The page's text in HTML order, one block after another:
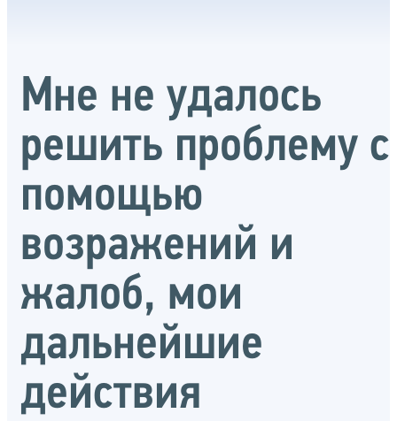
Мне не удалось
решить проблему с
помощью
возражений и
жалоб, мои
дальнейшие
действия